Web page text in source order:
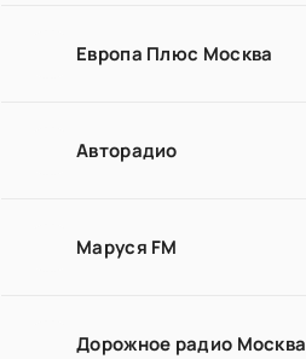
Европа Плюс Москва
Авторадио
Маруся FM
Дорожное радио Москва